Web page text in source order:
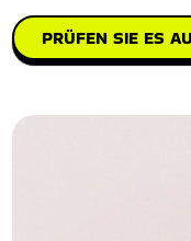
PRÜFEN SIE ES